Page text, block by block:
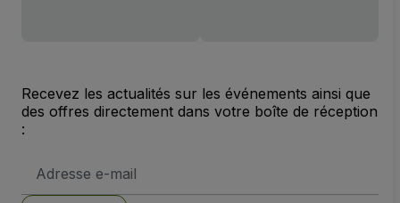
Recevez les actualités sur les événements ainsi que
des offres directement dans votre boîte de réception
:
e-